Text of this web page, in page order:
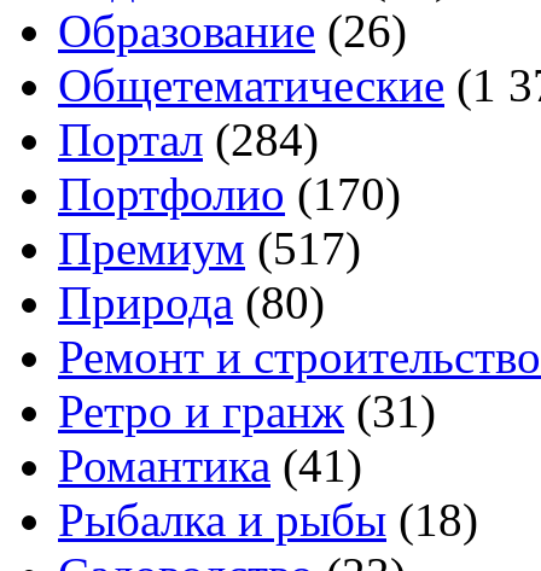
Образование (26)
Общетематические (1
Портал (284)
Портфолио (170)
Премиум (517)
Природа (80)
Ремонт и строительство
Ретро и гранж (31)
Романтика (41)
Рыбалка и рыбы (18)